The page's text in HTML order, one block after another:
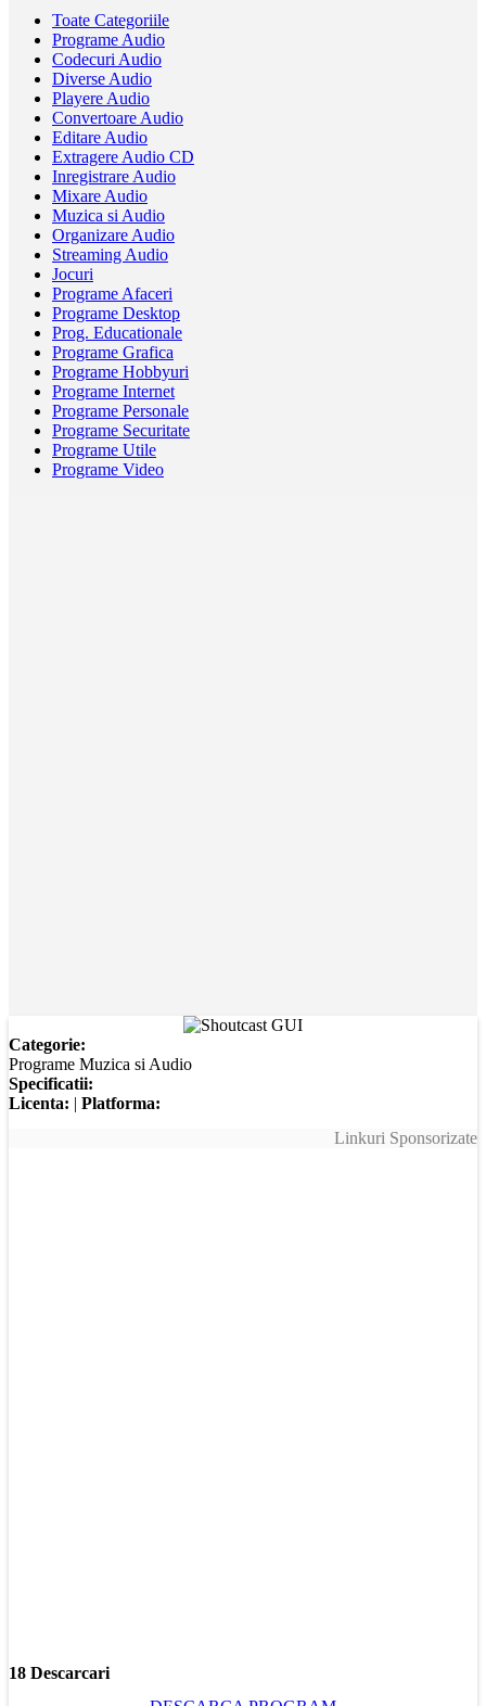
Toate Categoriile
Programe Audio
Codecuri Audio
Diverse Audio
Playere Audio
Convertoare Audio
Editare Audio
Extragere Audio CD
Inregistrare Audio
Mixare Audio
Muzica si Audio
Organizare Audio
Streaming Audio
Jocuri
Programe Afaceri
Programe Desktop
Prog. Educationale
Programe Grafica
Programe Hobbyuri
Programe Internet
Programe Personale
Programe Securitate
Programe Utile
Programe Video
Categorie:
Programe Muzica si Audio
Specificatii:
Licenta: | Platforma:
Linkuri Sponsorizate
18 Descarcari